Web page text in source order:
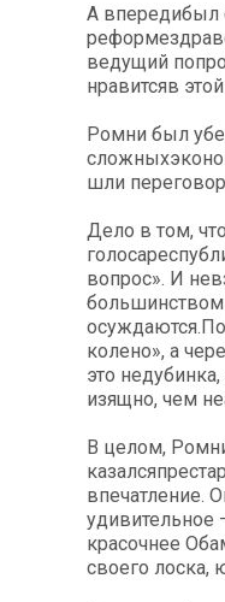
А впередибыл
ведущий
нравитсяв
Ромни был
шли
Дело в том,
вопрос». И
колено», а
это
изящно, чем
В целом,
впечатление.
удивительное
красочнее
своего лоска,